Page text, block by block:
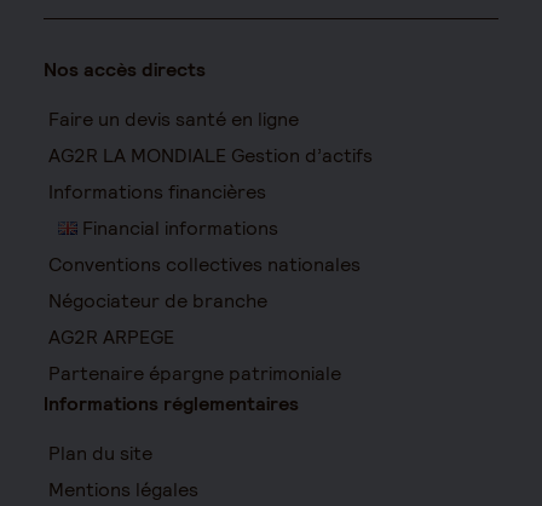
Nos accès directs
Faire un devis santé en ligne
AG2R LA MONDIALE Gestion d’actifs
Informations financières
Financial informations
Conventions collectives nationales
Négociateur de branche
AG2R ARPEGE
Partenaire épargne patrimoniale
Informations réglementaires
Plan du site
Mentions légales